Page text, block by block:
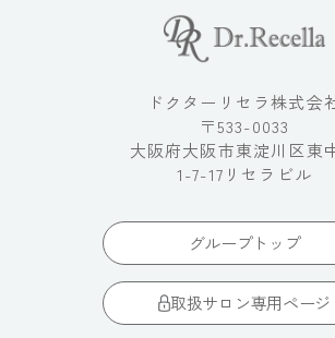
ドクターリセラ株式会
〒533-0033
大阪府大阪市東淀川区東
1-7-17リセラビル
グループトップ
取扱サロン専用ページ